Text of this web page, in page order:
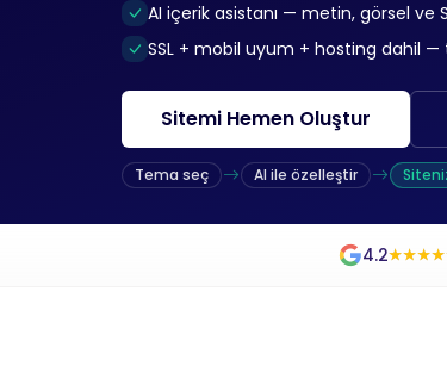
AI içerik asistanı — metin, görsel ve
SSL + mobil uyum + hosting dahil
Sitemi Hemen Oluştur
Tema seç AI ile özelleştir
4.2★
★★
★★
★★
★